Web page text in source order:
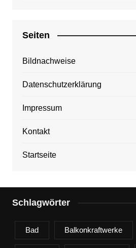
Seiten
Bildnachweise
Datenschutzerklärung
Impressum
Kontakt
Startseite
Schlagwörter
Bad Balkonkraftwerke